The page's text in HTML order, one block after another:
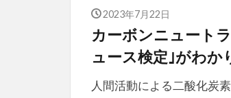
2023年7月22日
カーボンニュート
ュース検定｣がわか
人間活動による二酸化炭